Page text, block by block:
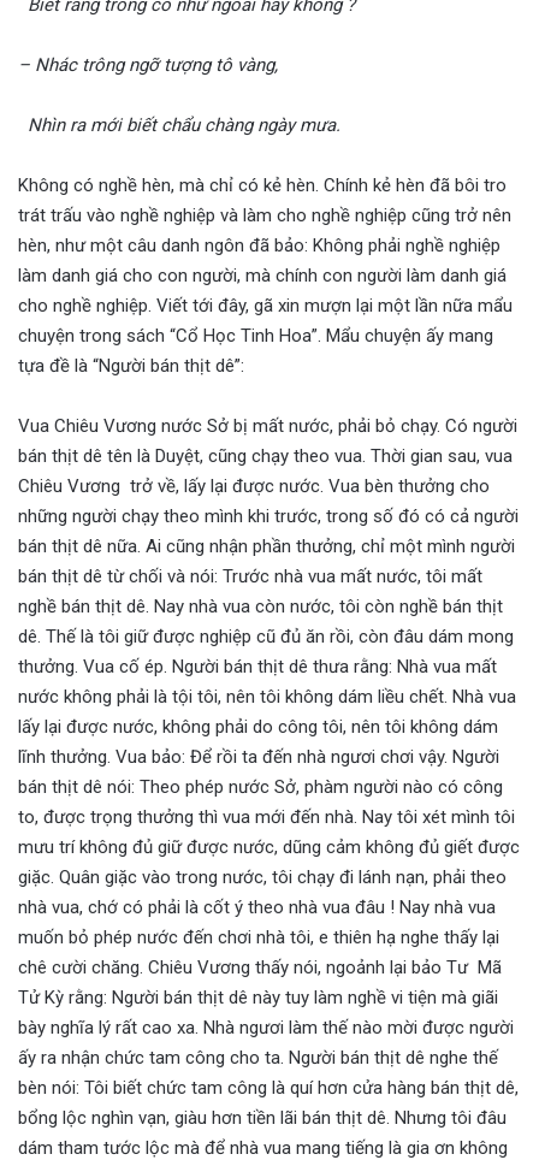
Biết rằng trong có như ngoài hay không ?
– Nhác trông ngỡ tượng tô vàng,
Nhìn ra mới biết chẩu chàng ngày mưa.
Không có nghề hèn, mà chỉ có kẻ hèn. Chính kẻ hèn đã bôi tro
trát trấu vào nghề nghiệp và làm cho nghề nghiệp cũng trở nên
hèn, như một câu danh ngôn đã bảo: Không phải nghề nghiệp
làm danh giá cho con người, mà chính con người làm danh giá
cho nghề nghiệp. Viết tới đây, gã xin mượn lại một lần nữa mẩu
chuyện trong sách “Cổ Học Tinh Hoa”. Mẩu chuyện ấy mang
tựa đề là “Người bán thịt dê”:
Vua Chiêu Vương nước Sở bị mất nước, phải bỏ chạy. Có người
bán thịt dê tên là Duyệt, cũng chạy theo vua. Thời gian sau, vua
Chiêu Vương trở về, lấy lại được nước. Vua bèn thưởng cho
những người chạy theo mình khi trước, trong số đó có cả người
bán thịt dê nữa. Ai cũng nhận phần thưởng, chỉ một mình người
bán thịt dê từ chối và nói: Trước nhà vua mất nước, tôi mất
nghề bán thịt dê. Nay nhà vua còn nước, tôi còn nghề bán thịt
dê. Thế là tôi giữ được nghiệp cũ đủ ăn rồi, còn đâu dám mong
thưởng. Vua cố ép. Người bán thịt dê thưa rằng: Nhà vua mất
nước không phải là tội tôi, nên tôi không dám liều chết. Nhà vua
lấy lại được nước, không phải do công tôi, nên tôi không dám
lĩnh thưởng. Vua bảo: Để rồi ta đến nhà ngươi chơi vậy. Người
bán thịt dê nói: Theo phép nước Sở, phàm người nào có công
to, được trọng thưởng thì vua mới đến nhà. Nay tôi xét mình tôi
mưu trí không đủ giữ được nước, dũng cảm không đủ giết được
giặc. Quân giặc vào trong nước, tôi chạy đi lánh nạn, phải theo
nhà vua, chớ có phải là cốt ý theo nhà vua đâu ! Nay nhà vua
muốn bỏ phép nước đến chơi nhà tôi, e thiên hạ nghe thấy lại
chê cười chăng. Chiêu Vương thấy nói, ngoảnh lại bảo Tư Mã
Tử Kỳ rằng: Người bán thịt dê này tuy làm nghề vi tiện mà giãi
bày nghĩa lý rất cao xa. Nhà ngươi làm thế nào mời được người
ấy ra nhận chức tam công cho ta. Người bán thịt dê nghe thế
bèn nói: Tôi biết chức tam công là quí hơn cửa hàng bán thịt dê,
bổng lộc nghìn vạn, giàu hơn tiền lãi bán thịt dê. Nhưng tôi đâu
dám tham tước lộc mà để nhà vua mang tiếng là gia ơn không